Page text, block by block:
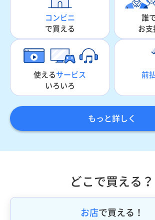
コンビニ
で買える
誰
お支
使える サービス
いろいろ
前
もっと詳しく
どこで買える？
お店で買える！